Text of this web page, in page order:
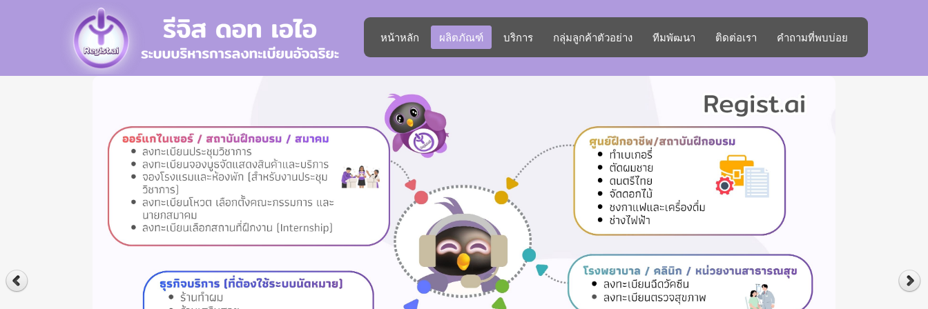
หน้าหลัก ผลิตภัณฑ์ บริการ กลุ่มลูกค้าตัวอย่าง ทีมพัฒนา ติดต่อเรา คำถามที่พบบ่อย